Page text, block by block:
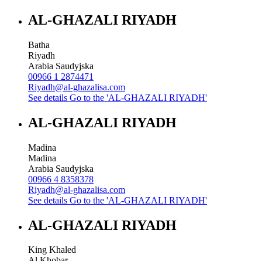
AL-GHAZALI RIYADH
Batha
Riyadh
Arabia Saudyjska
00966 1 2874471
Riyadh@al-ghazalisa.com
See details Go to the 'AL-GHAZALI RIYADH'
AL-GHAZALI RIYADH
Madina
Madina
Arabia Saudyjska
00966 4 8358378
Riyadh@al-ghazalisa.com
See details Go to the 'AL-GHAZALI RIYADH'
AL-GHAZALI RIYADH
King Khaled